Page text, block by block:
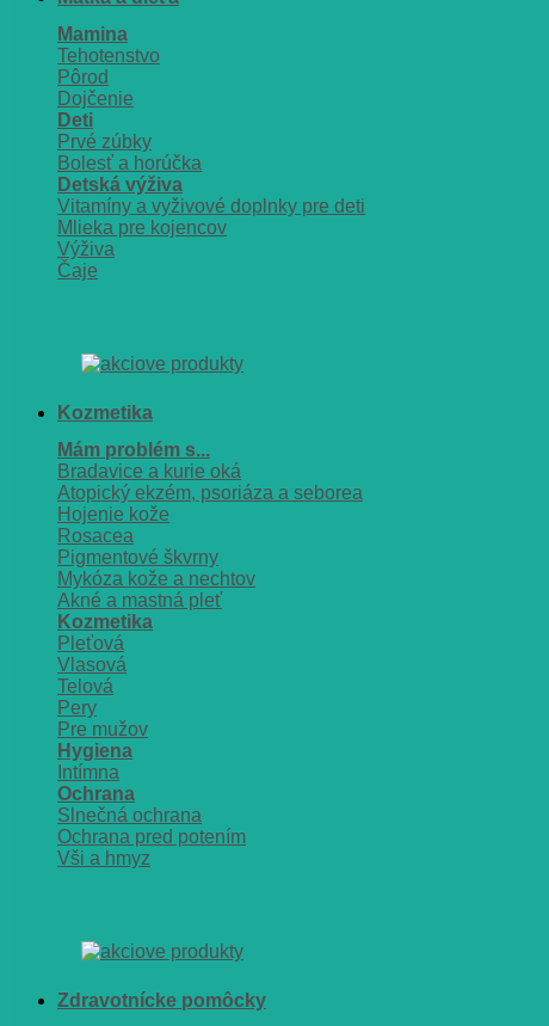
Mamina
Tehotenstvo
Pôrod
Dojčenie
Deti
Prvé zúbky
Bolesť a horúčka
Detská výživa
Vitamíny a vyživové doplnky pre deti
Mlieka pre kojencov
Výživa
Čaje
Kozmetika
Mám problém s...
Bradavice a kurie oká
Atopický ekzém, psoriáza a seborea
Hojenie kože
Rosacea
Pigmentové škvrny
Mykóza kože a nechtov
Akné a mastná pleť
Kozmetika
Pleťová
Vlasová
Telová
Pery
Pre mužov
Hygiena
Intímna
Ochrana
Slnečná ochrana
Ochrana pred potením
Vši a hmyz
Zdravotnícke pomôcky